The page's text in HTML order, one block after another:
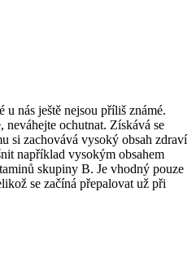
nás ještě nejsou příliš známé.
neváhejte ochutnat. Získává se
si zachovává vysoký obsah zdraví
například vysokým obsahem
skupiny B. Je vhodný pouze
se začíná přepalovat už při